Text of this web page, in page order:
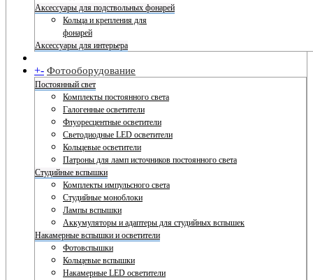
Аксессуары для подствольных фонарей
Кольца и крепления для
фонарей
Аксессуары для интерьера
+- Фотооборудование
Постоянный свет
Комплекты постоянного света
Галогенные осветители
Флуоресцентные осветители
Светодиодные LED осветители
Кольцевые осветители
Патроны для ламп источников постоянного света
Студийные вспышки
Комплекты импульсного света
Студийные моноблоки
Лампы вспышки
Аккумуляторы и адаптеры для студийных вспышек
Накамерные вспышки и осветители
Фотовспышки
Кольцевые вспышки
Накамерные LED осветители